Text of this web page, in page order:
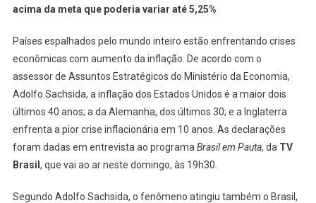
Depois
De
Maio
acima da meta que poderia variar até 5,25%
Países espalhados pelo mundo inteiro estão enfrentando crises
econômicas com aumento da inflação. De acordo com o
assessor de Assuntos Estratégicos do Ministério da Economia,
Adolfo Sachsida, a inflação dos Estados Unidos é a maior dois
últimos 40 anos; a da Alemanha, dos últimos 30; e a Inglaterra
enfrenta a pior crise inflacionária em 10 anos. As declarações
foram dadas em entrevista ao programa Brasil em Pauta, da TV
Brasil , que vai ao ar neste domingo, às 19h30.
Segundo Adolfo Sachsida, o fenômeno atingiu também o Brasil,